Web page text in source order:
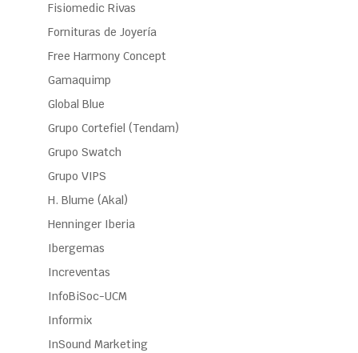
Fisiomedic Rivas
Fornituras de Joyería
Free Harmony Concept
Gamaquimp
Global Blue
Grupo Cortefiel (Tendam)
Grupo Swatch
Grupo VIPS
H. Blume (Akal)
Henninger Iberia
Ibergemas
Increventas
InfoBiSoc-UCM
Informix
InSound Marketing